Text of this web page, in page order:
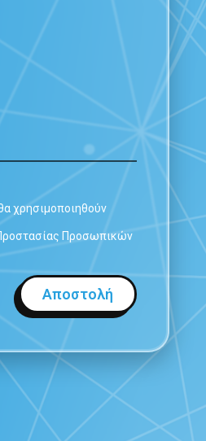
χρησιμοποιηθούν
Προσωπικών